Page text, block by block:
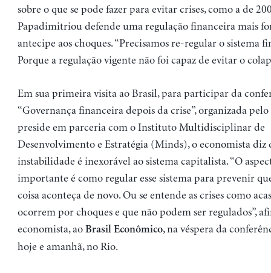
sobre o que se pode fazer para evitar crises, como a de
Papadimitriou defende uma regulação financeira mais
antecipe aos choques. “Precisamos re-regular o sistema
Porque a regulação vigente não foi capaz de evitar o
Em sua primeira visita ao Brasil, para participar da
“Governança financeira depois da crise”, organizada
preside em parceria com o Instituto Multidisciplinar de
Desenvolvimento e Estratégia (Minds), o economista diz
instabilidade é inexorável ao sistema capitalista. “O
importante é como regular esse sistema para prevenir
coisa aconteça de novo. Ou se entende as crises como
ocorrem por choques e que não podem ser regulados”,
economista, ao Brasil Econômico, na véspera da
hoje e amanhã, no Rio.